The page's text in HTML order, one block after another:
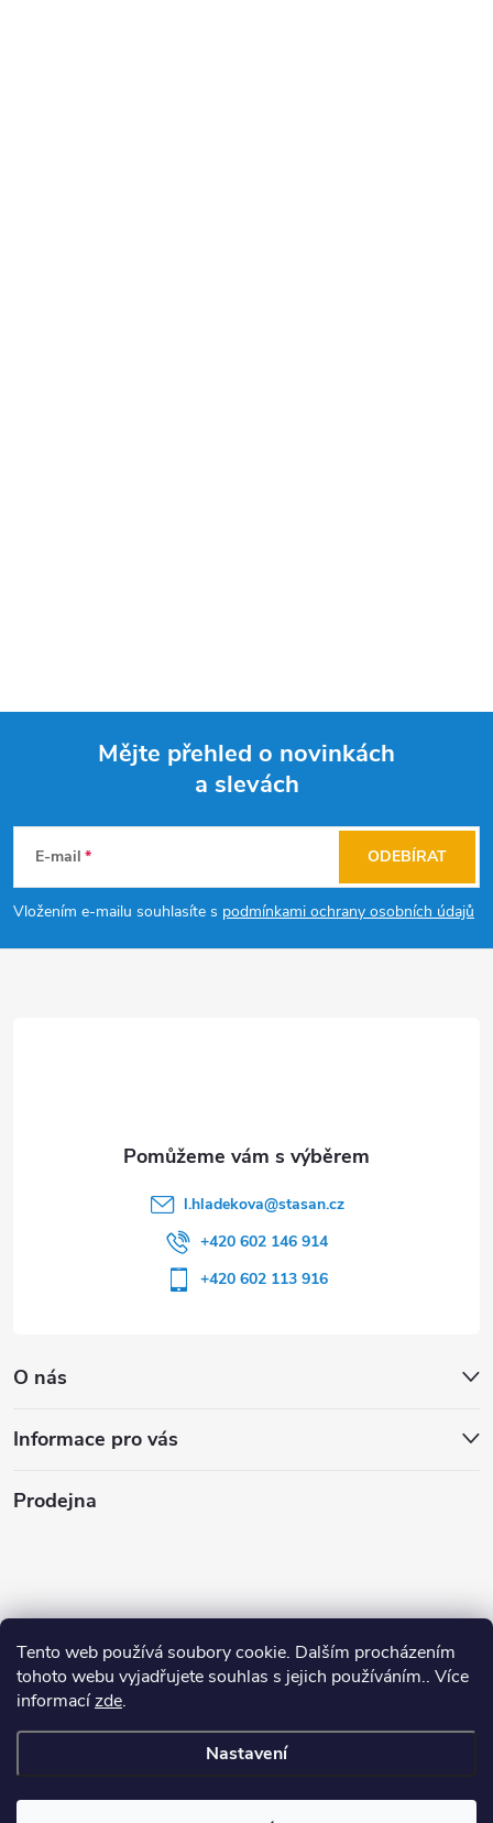
Tento web používá soubory cookie. Dalším procházením
tohoto webu vyjadřujete souhlas s jejich používáním.. Více
informacízde.
Nastavení
p
a
Mějte přehled o novinkách
a slevách
E-mail
Vložením e-mailu souhlasíte s podmínkami ochrany osobních údajů
ODEBÍRAT
O nás
Informace pro vás
l.hladekova@stasan.cz
+420 602 146 914
+420 602 113 916
Prodejna
Copyright 2026Stasan.cz. Všechna práva vyhrazena.